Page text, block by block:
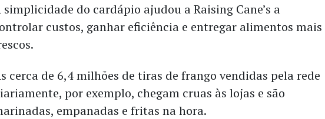
simplicidade do cardápio ajudou a Raising Cane’s a
custos, ganhar eficiência e entregar alimentos mais
cerca de 6,4 milhões de tiras de frango vendidas pela rede
por exemplo, chegam cruas às lojas e são
empanadas e fritas na hora.